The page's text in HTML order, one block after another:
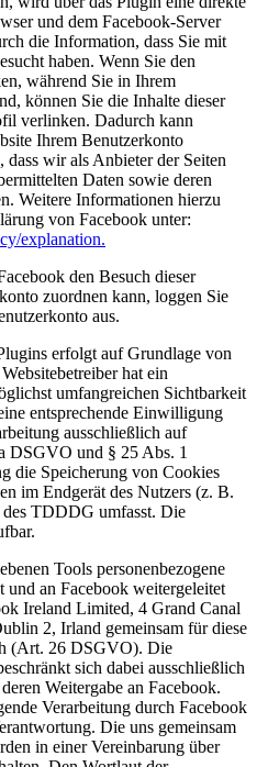
und dem Facebook-Server
die Information, dass Sie mit
haben. Wenn Sie den
während Sie in Ihrem
können Sie die Inhalte dieser
verlinken. Dadurch kann
Ihrem Benutzerkonto
wir als Anbieter der Seiten
Daten sowie deren
Weitere Informationen hierzu
von Facebook unter:
explanation.
den Besuch dieser
zuordnen kann, loggen Sie
aus.
erfolgt auf Grundlage von
hat ein
umfangreichen Sichtbarkeit
entsprechende Einwilligung
ausschließlich auf
DSGVO und § 25 Abs. 1
die Speicherung von Cookies
im Endgerät des Nutzers (z. B.
TDDDG umfasst. Die
Tools personenbezogene
und an Facebook weitergeleitet
Ireland Limited, 4 Grand Canal
2, Irland gemeinsam für diese
(Art. 26 DSGVO). Die
sich dabei ausschließlich
Weitergabe an Facebook.
Verarbeitung durch Facebook
Die uns gemeinsam
in einer Vereinbarung über